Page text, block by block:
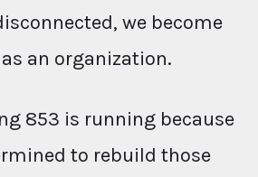
we become
an organization.
853 is running because
to rebuild those